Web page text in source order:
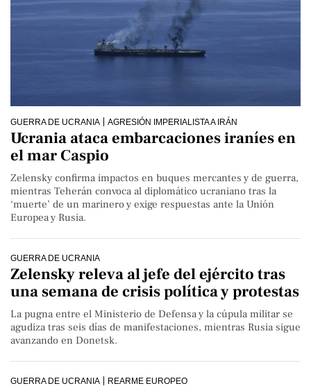
GUERRA DE UCRANIA AGRESIÓN IMPERIALISTA A IRÁN
Ucrania ataca embarcaciones iraníes en
el mar Caspio
Zelensky confirma impactos en buques mercantes y de guerra,
mientras Teherán convoca al diplomático ucraniano tras la
‘muerte’ de un marinero y exige respuestas ante la Unión
Europea y Rusia.
GUERRA DE UCRANIA
Zelensky releva al jefe del ejército tras
una semana de crisis política y protestas
La pugna entre el Ministerio de Defensa y la cúpula militar se
agudiza tras seis días de manifestaciones, mientras Rusia sigue
avanzando en Donetsk.
GUERRA DE UCRANIA REARME EUROPEO